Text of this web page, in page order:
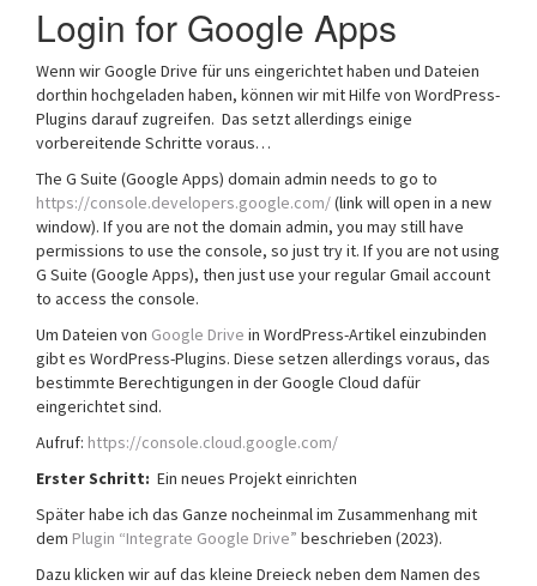
Login for Google Apps
Wenn wir Google Drive für uns eingerichtet haben und Dateien
dorthin hochgeladen haben, können wir mit Hilfe von WordPress-
Plugins darauf zugreifen. Das setzt allerdings einige
vorbereitende Schritte voraus…
The G Suite (Google Apps) domain admin needs to go to
https://console.developers.google.com/(link will open in a new
window). If you are not the domain admin, you may still have
permissions to use the console, so just try it. If you are not using
G Suite (Google Apps), then just use your regular Gmail account
to access the console.
Um Dateien von Google Drive in WordPress-Artikel einzubinden
gibt es WordPress-Plugins. Diese setzen allerdings voraus, das
bestimmte Berechtigungen in der Google Cloud dafür
eingerichtet sind.
Aufruf: https://console.cloud.google.com/
Erster Schritt: Ein neues Projekt einrichten
Später habe ich das Ganze nocheinmal im Zusammenhang mit
dem Plugin “Integrate Google Drive” beschrieben (2023).
Dazu klicken wir auf das kleine Dreieck neben dem Namen des